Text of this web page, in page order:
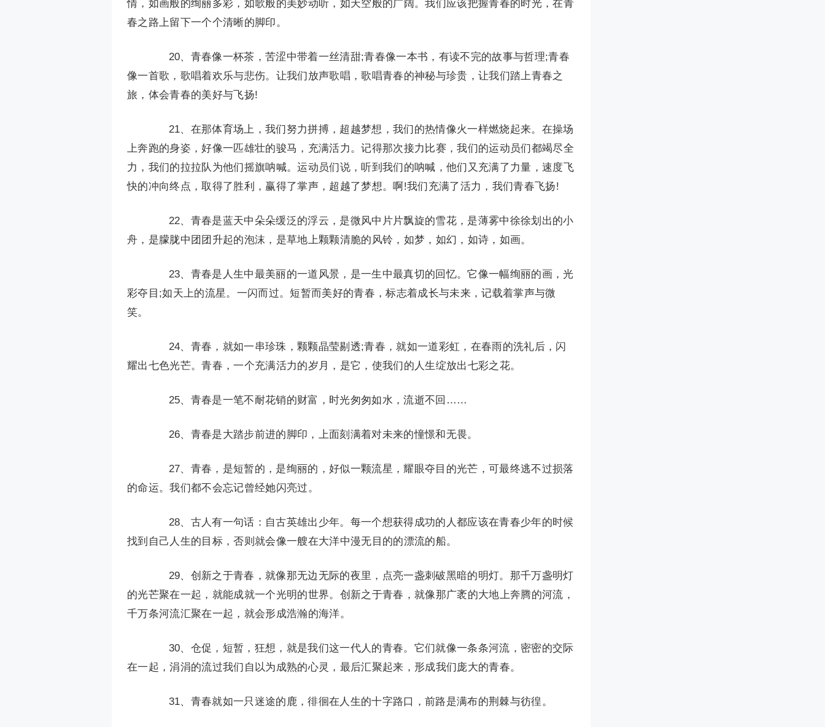
情，如画般的绚丽多彩，如歌般的美妙动听，如天空般的广阔。我们应该把握青春的时光，在青
春之路上留下一个个清晰的脚印。
20、青春像一杯茶，苦涩中带着一丝清甜;青春像一本书，有读不完的故事与哲理;青春
像一首歌，歌唱着欢乐与悲伤。让我们放声歌唱，歌唱青春的神秘与珍贵，让我们踏上青春之
旅，体会青春的美好与飞扬!
21、在那体育场上，我们努力拼搏，超越梦想，我们的热情像火一样燃烧起来。在操场
上奔跑的身姿，好像一匹雄壮的骏马，充满活力。记得那次接力比赛，我们的运动员们都竭尽全
力，我们的拉拉队为他们摇旗呐喊。运动员们说，听到我们的呐喊，他们又充满了力量，速度飞
快的冲向终点，取得了胜利，赢得了掌声，超越了梦想。啊!我们充满了活力，我们青春飞扬!
22、青春是蓝天中朵朵缓泛的浮云，是微风中片片飘旋的雪花，是薄雾中徐徐划出的小
舟，是朦胧中团团升起的泡沫，是草地上颗颗清脆的风铃，如梦，如幻，如诗，如画。
23、青春是人生中最美丽的一道风景，是一生中最真切的回忆。它像一幅绚丽的画，光
彩夺目;如天上的流星。一闪而过。短暂而美好的青春，标志着成长与未来，记载着掌声与微
笑。
24、青春，就如一串珍珠，颗颗晶莹剔透;青春，就如一道彩虹，在春雨的洗礼后，闪
耀出七色光芒。青春，一个充满活力的岁月，是它，使我们的人生绽放出七彩之花。
25、青春是一笔不耐花销的财富，时光匆匆如水，流逝不回……
26、青春是大踏步前进的脚印，上面刻满着对未来的憧憬和无畏。
27、青春，是短暂的，是绚丽的，好似一颗流星，耀眼夺目的光芒，可最终逃不过损落
的命运。我们都不会忘记曾经她闪亮过。
28、古人有一句话：自古英雄出少年。每一个想获得成功的人都应该在青春少年的时候
找到自己人生的目标，否则就会像一艘在大洋中漫无目的的漂流的船。
29、创新之于青春，就像那无边无际的夜里，点亮一盏刺破黑暗的明灯。那千万盏明灯
的光芒聚在一起，就能成就一个光明的世界。创新之于青春，就像那广袤的大地上奔腾的河流，
千万条河流汇聚在一起，就会形成浩瀚的海洋。
30、仓促，短暂，狂想，就是我们这一代人的青春。它们就像一条条河流，密密的交际
在一起，涓涓的流过我们自以为成熟的心灵，最后汇聚起来，形成我们庞大的青春。
31、青春就如一只迷途的鹿，徘徊在人生的十字路口，前路是满布的荆棘与彷徨。